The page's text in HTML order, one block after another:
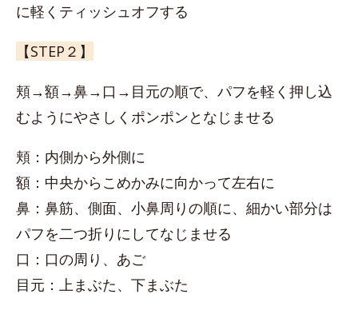
に軽くティッシュオフする
【STEP２】
頬→額→鼻→口→目元の順で、パフを軽く押し込
むようにやさしくポンポンとなじませる
頬：内側から外側に
額：中央からこめかみに向かって左右に
鼻：鼻筋、側面、小鼻周りの順に、細かい部分は
パフを二つ折りにしてなじませる
口：口の周り、あご
目元：上まぶた、下まぶた